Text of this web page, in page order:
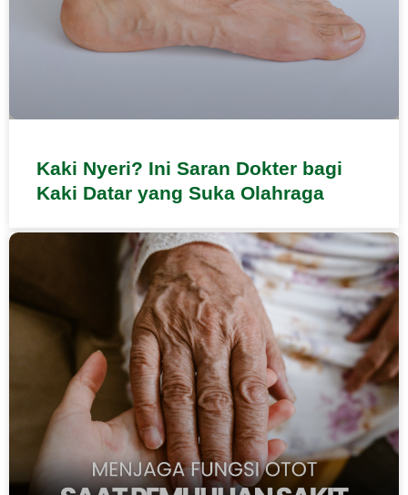
Kaki Nyeri? Ini Saran Dokter bagi
Kaki Datar yang Suka Olahraga